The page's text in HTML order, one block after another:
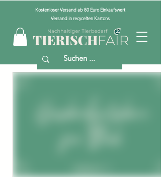
Kostenloser Versand ab 80 Euro Einkaufswert
Versand in recycelten Kartons